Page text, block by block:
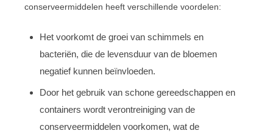
conserveermiddelen heeft verschillende voordelen:
Het voorkomt de groei van schimmels en
bacteriën, die de levensduur van de bloemen
negatief kunnen beïnvloeden.
Door het gebruik van schone gereedschappen en
containers wordt verontreiniging van de
conserveermiddelen voorkomen, wat de